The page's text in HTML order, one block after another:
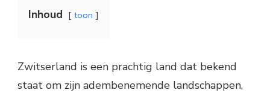
Inhoud toon
Zwitserland is een prachtig land dat bekend
staat om zijn adembenemende landschappen,